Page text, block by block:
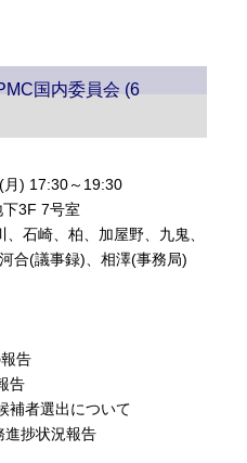
国内委員会 (6
) 17:30～19:30
3F 7号室
石崎、柏、加屋野、九鬼、
合(議事録)、相澤(事務局)
告
告
者選出について
捗状況報告